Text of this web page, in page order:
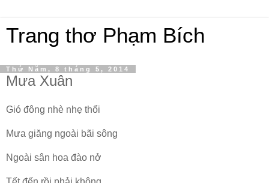
Trang thơ Phạm Bích
Thứ Năm, 8 tháng 5, 2014
Mưa Xuân
Gió đông nhè nhẹ thổi
Mưa giăng ngoài bãi sông
Ngoài sân hoa đào nở